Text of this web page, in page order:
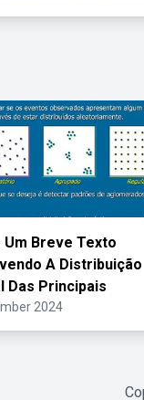
Um Breve Texto
A Distribuição
Das Principais
2024